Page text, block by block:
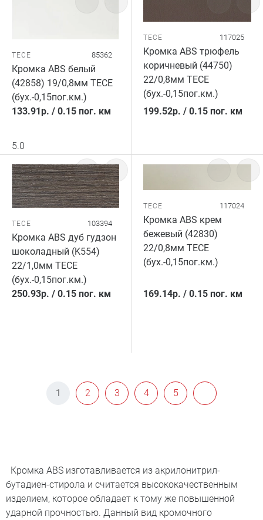
TECE 85362
Кромка ABS белый
(42858) 19/0,8мм TECE
(бух.-0,15пог.км.)
133.91р. / 0.15 пог. км
5.0
TECE 117025
Кромка ABS трюфель
коричневый (44750)
22/0,8мм TECE
(бух.-0,15пог.км.)
199.52р. / 0.15 пог. км
TECE 103394
Кромка ABS дуб гудзон
шоколадный (K554)
22/1,0мм TECE
(бух.-0,15пог.км.)
250.93р. / 0.15 пог. км
TECE 117024
Кромка ABS крем
бежевый (42830)
22/0,8мм TECE
(бух.-0,15пог.км.)
169.14р. / 0.15 пог. км
1 2 3 4 5
Кромка ABS изготавливается из акрилонитрил-
бутадиен-стирола и считается высококачественным
изделием, которое обладает к тому же повышенной
ударной прочностью. Данный вид кромочного